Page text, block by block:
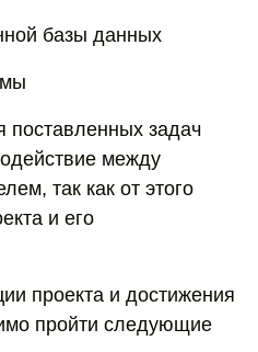
базы данных
задач
между
так как от этого
и его
проекта и достижения
пройти следующие